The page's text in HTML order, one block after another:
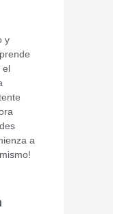
y
el
a